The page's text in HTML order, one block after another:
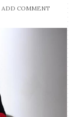
ADD COMMENT